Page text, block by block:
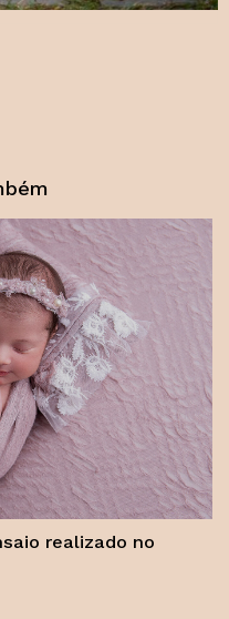
realizado no